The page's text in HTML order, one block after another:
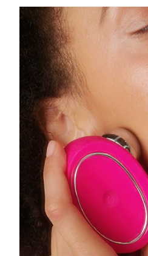
LUNA™ 4
Massage, LED
LUNA™ 4
For men, anti-
LUNA™ 4
For young skin,
LUNA™ 4
For travel or
BEAR™ 2 go
Microcurrent
BEAR™ 2
Microcurrent
面部提拉护理
Premium anti-
BEAR™ 设备
All premium
补水保湿
UFO™ 3 套装
Deep facial
UFO™ 3 LED
Near-infrared
device
UFO™ 3
Red light
UFO™ 3 go
Portable red
Hybrid silicone
issa™ 4 plus
Smart hybrid
issa™ 4
Hybrid silicone
issa™ 4
For ages 0-3
FAQ™ 抗老护理
抗老
FAQ™ 101
Clinical anti-
FAQ™ 102
Advanced
FAQ™ 201
LED mask
FAQ™ 202
LED mask
FAQ™ 301
LED hair
FAQ™ 501
Full-Spectrum
NEW
波斯尼亚和黑塞哥维那
保加利亚
加拿大
智利
哥伦比亚
克罗地亚
塞浦路斯